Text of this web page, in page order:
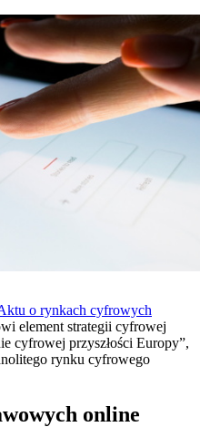
o rynkach cyfrowych
element strategii cyfrowej
cyfrowej przyszłości Europy”,
rynku cyfrowego
online